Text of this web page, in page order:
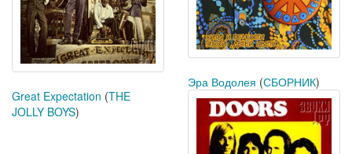
Great Expectation (THE
JOLLY BOYS)
Эра Водолея (СБОРНИК)